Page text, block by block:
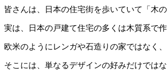
皆さんは、日本の住宅街を歩いていて「木
実は、日本の戸建て住宅
欧米のようにレンガや石造りの家ではなく
そこには、単なるデザインの好みだけでは